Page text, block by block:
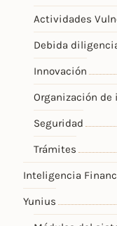
Actividades
Debida
Innovación
Organización de
Seguridad
Trámites
Inteligencia
Yunius